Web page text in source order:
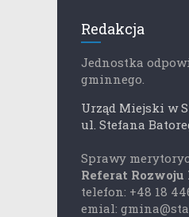
Redakcja
Jednostka
gminnego.
Urząd Miejski w
ul. Stefana
Sprawy
Referat
telefon: +48 18
emial: